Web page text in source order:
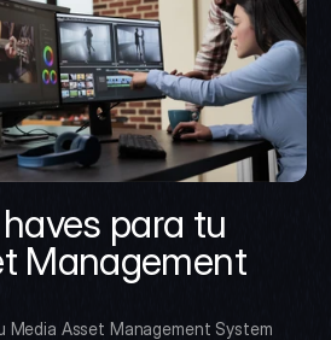
para tu
Management
Media Asset Management System